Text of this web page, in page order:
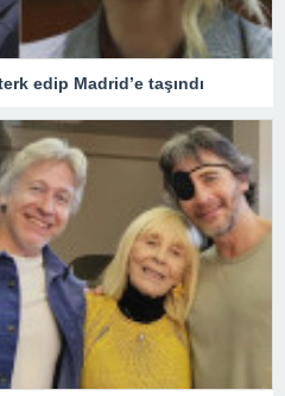
edip Madrid’e taşındı